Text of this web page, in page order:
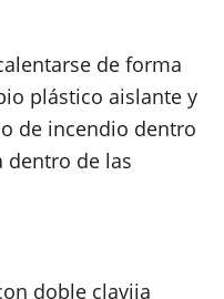
de forma
plástico aislante y
de incendio dentro
dentro de las
doble clavija